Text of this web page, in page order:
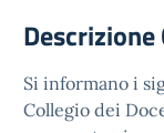
Si informano i
Collegio dei